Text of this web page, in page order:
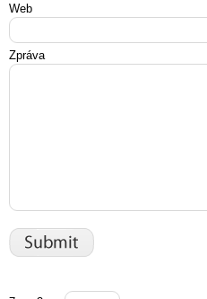
Web
Zpráva